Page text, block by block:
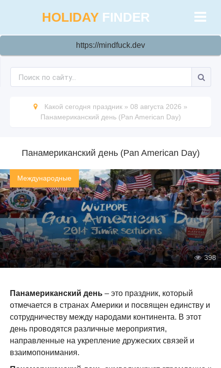
HOLIDAY FINDER
https://mindfuck.dev
Какой сегодня праздник » 08 августа 2026 »
Панамериканский день (Pan American Day)
Панамериканский день (Pan American Day)
Международные
398
Панамериканский день – это праздник, который
отмечается в странах Америки и посвящен единству и
сотрудничеству между народами континента. В этот
день проводятся различные мероприятия,
направленные на укрепление дружеских связей и
взаимопонимания.